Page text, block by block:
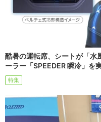
酷暑の運転席、シートが「水
ーラー「SPEEDER 瞬冷」を
特集